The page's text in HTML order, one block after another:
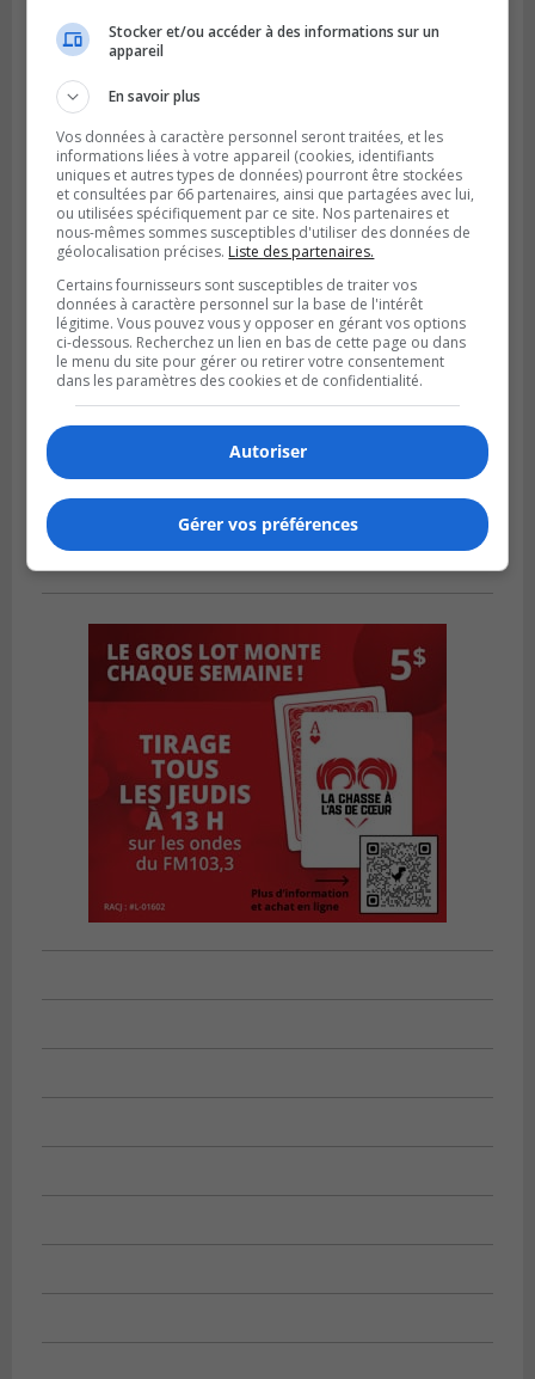
Publié le 5 août 2026 à 09h42
La SQ lance un appel à la population pour
retrouver un homme disparu
Stocker et/ou accéder à des informations sur un
appareil
En savoir plus
Vos données à caractère personnel seront traitées, et les
informations liées à votre appareil (cookies, identifiants
uniques et autres types de données) pourront être stockées
et consultées par 66 partenaires, ainsi que partagées avec lui,
ou utilisées spécifiquement par ce site. Nos partenaires et
nous-mêmes sommes susceptibles d'utiliser des données de
géolocalisation précises. Liste des partenaires.
Certains fournisseurs sont susceptibles de traiter vos
données à caractère personnel sur la base de l'intérêt
légitime. Vous pouvez vous y opposer en gérant vos options
ci-dessous. Recherchez un lien en bas de cette page ou dans
le menu du site pour gérer ou retirer votre consentement
dans les paramètres des cookies et de confidentialité.
Autoriser
Gérer vos préférences